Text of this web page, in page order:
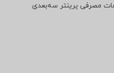
مصرفی پرینتر سه‌بعدی